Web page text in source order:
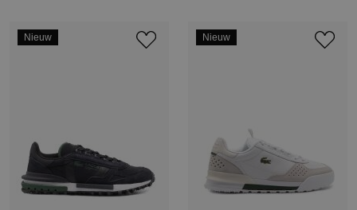
Nieuw Nieuw